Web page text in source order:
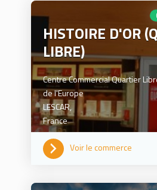
HISTOIRE D'OR
LIBRE)
Centre Commercial Quartier
de l'Europe
LESCAR,
France
0559811298
Voir le commerce